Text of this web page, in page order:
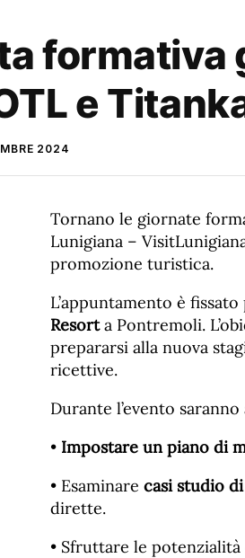
e
2024
Tornano le giornate
Lunigiana –
promozione turistica.
L’appuntamento è fissato
Resorta Pontremoli.
prepararsi alla nuova
ricettive.
Durante l’evento
• Impostare un piano di
• Esaminare casi studio
dirette.
• Sfruttare le